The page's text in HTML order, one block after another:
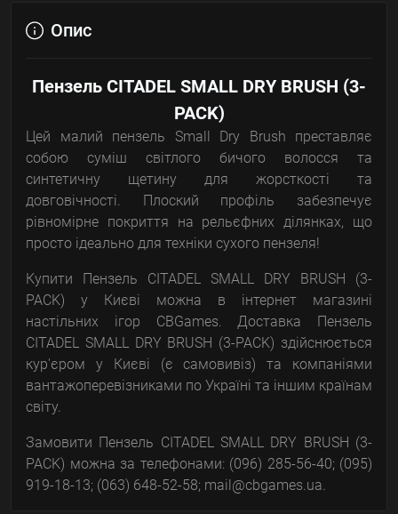
Опис
Пензель CITADEL SMALL DRY BRUSH (3-
PACK)
Цей малий пензель Small Dry Brush преставляє
собою суміш світлого бичого волосся та
синтетичну щетину для жорсткості та
довговічності. Плоский профіль забезпечує
рівномірне покриття на рельєфних ділянках, що
просто ідеально для техніки сухого пензеля!
Купити Пензель CITADEL SMALL DRY BRUSH (3-
PACK) у Києві можна в інтернет магазині
настільних ігор CBGames. Доставка Пензель
CITADEL SMALL DRY BRUSH (3-PACK) здійснюється
кур'єром у Києві (є самовивіз) та компаніями
вантажоперевізниками по Україні та іншим країнам
світу.
Замовити Пензель CITADEL SMALL DRY BRUSH (3-
PACK) можна за телефонами: (096) 285-56-40; (095)
919-18-13; (063) 648-52-58; mail@cbgames.ua.